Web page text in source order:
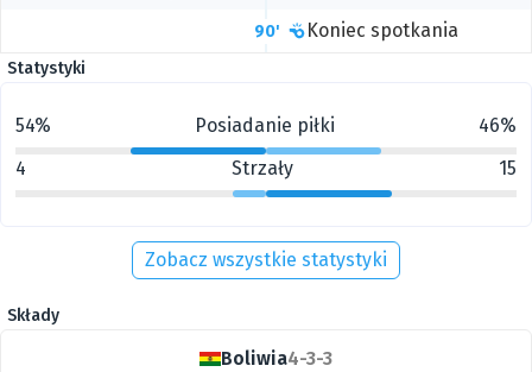
90' Koniec spotkania
Statystyki
54% Posiadanie piłki
46%
4
Strzały 15
Zobacz wszystkie statystyki
Składy
Boliwia4-3-3